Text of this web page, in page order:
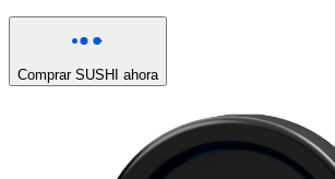
Comprar SUSHI ahora